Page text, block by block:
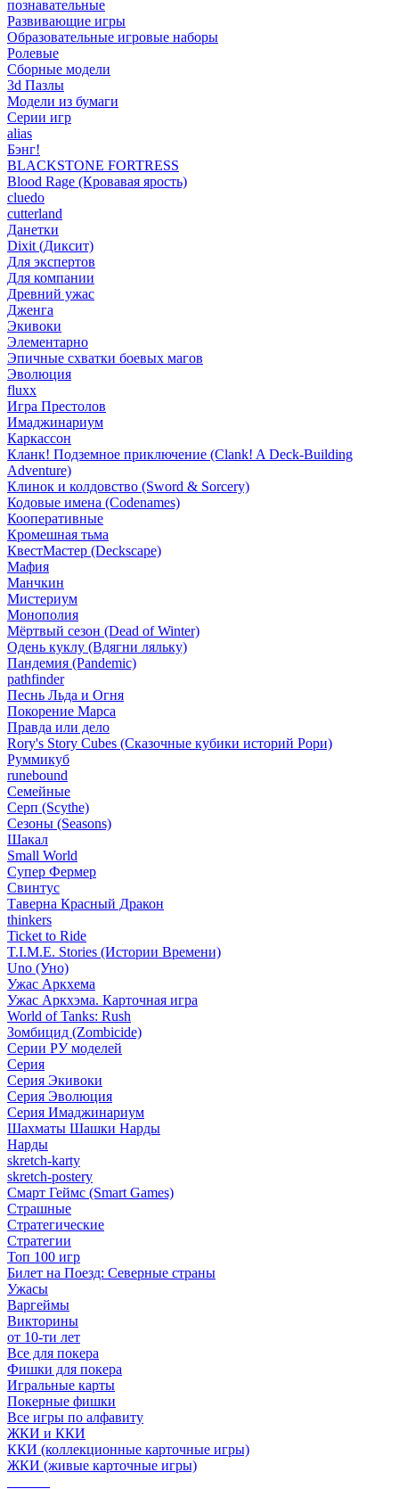
познавательные
Развивающие игры
Образовательные игровые наборы
Ролевые
Сборные модели
3d Пазлы
Модели из бумаги
Серии игр
alias
Бэнг!
BLACKSTONE FORTRESS
Blood Rage (Кровавая ярость)
cluedo
cutterland
Данетки
Dixit (Диксит)
Для экспертов
Для компании
Древний ужас
Дженга
Экивоки
Элементарно
Эпичные схватки боевых магов
Эволюция
fluxx
Игра Престолов
Имаджинариум
Каркассон
Кланк! Подземное приключение (Clank! A Deck-Building
Adventure)
Клинок и колдовство (Sword & Sorcery)
Кодовые имена (Codenames)
Кооперативные
Кромешная тьма
КвестМастер (Deckscape)
Мафия
Манчкин
Мистериум
Монополия
Мёртвый сезон (Dead of Winter)
Одень куклу (Вдягни ляльку)
Пандемия (Pandemic)
pathfinder
Песнь Льда и Огня
Покорение Марса
Правда или дело
Rory's Story Cubes (Сказочные кубики историй Рори)
Руммикуб
runebound
Семейные
Серп (Scythe)
Сезоны (Seasons)
Шакал
Small World
Супер Фермер
Свинтус
Таверна Красный Дракон
thinkers
Ticket to Ride
T.I.M.E. Stories (Истории Времени)
Uno (Уно)
Ужас Аркхема
Ужас Аркхэма. Карточная игра
World of Tanks: Rush
Зомбицид (Zombicide)
Серии РУ моделей
Серия
Серия Экивоки
Серия Эволюция
Серия Имаджинариум
Шахматы Шашки Нарды
Нарды
skretch-karty
skretch-postery
Смарт Геймс (Smart Games)
Страшные
Стратегические
Стратегии
Топ 100 игр
Билет на Поезд: Северные страны
Ужасы
Варгеймы
Викторины
от 10-ти лет
Все для покера
Фишки для покера
Игральные карты
Покерные фишки
Все игры по алфавиту
ЖКИ и ККИ
ККИ (коллекционные карточные игры)
ЖКИ (живые карточные игры)